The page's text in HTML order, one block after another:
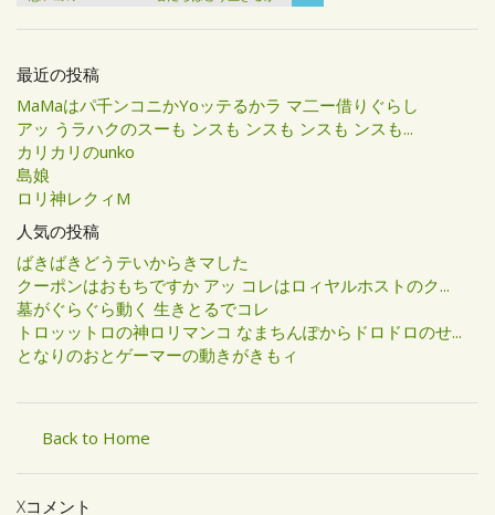
最近の投稿
MaMaはパ千ンコニかYoッテるかラ マ二ー借りぐらし
アッ うラハクのスーも ンスも ンスも ンスも ンスも...
カリカリのunko
島娘
ロリ神レクィM
人気の投稿
ばきばきどうテいからきマした
クーポンはおもちですか アッ コレはロィヤルホストのク...
墓がぐらぐら動く 生きとるでコレ
トロッットロの神ロリマンコ なまちんぽからドロドロのせ...
となりのおとゲーマーの動きがきもィ
Back to Home
Xコメント